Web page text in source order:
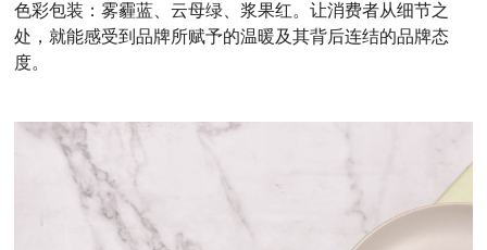
色彩包装：雾霾蓝、云母绿、浆果红。让消费者从细节之
处，就能感受到品牌所赋予的温暖及其背后连结的品牌态
度。